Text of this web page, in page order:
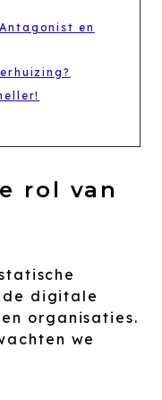
en
rol van
de digitale
organisaties.
we